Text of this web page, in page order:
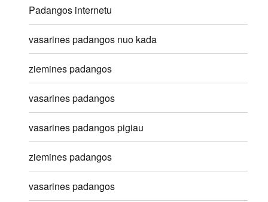
Padangos internetu
vasarines padangos nuo kada
ziemines padangos
vasarines padangos
vasarines padangos pigiau
ziemines padangos
vasarines padangos